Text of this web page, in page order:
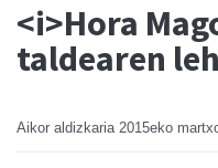
<i>Hora
taldearen
Aikor aldizkaria 2015eko